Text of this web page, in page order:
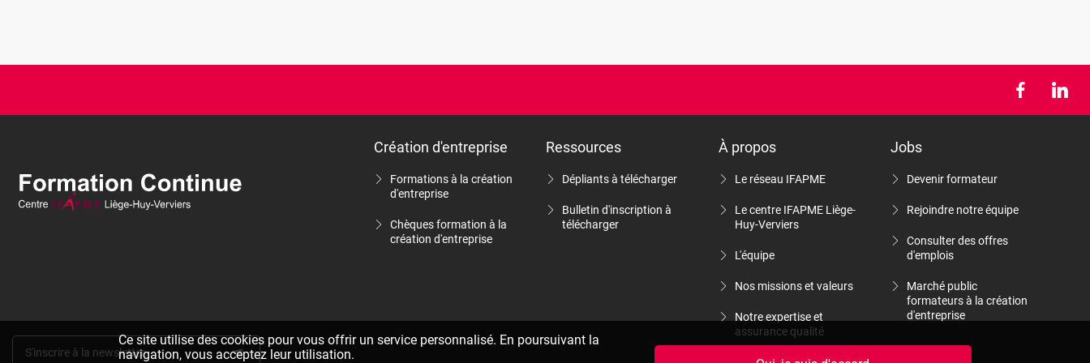
Ce site utilise des cookies pour vous offrir un service personnalisé. En poursuivant la
navigation, vous acceptez leur utilisation.
S'inscrire à la newsletter
Création d'entreprise
Formations à la création
d'entreprise
Chèques formation à la
création d'entreprise
Ressources
Dépliants à télécharger
Bulletin d'inscription à
télécharger
À propos
Le réseau IFAPME
Le centre IFAPME Liège-
Huy-Verviers
L'équipe
Nos missions et valeurs
Notre expertise et
assurance qualité
Jobs
Devenir formateur
Rejoindre notre équipe
Consulter des offres
d'emplois
Marché public
formateurs à la création
d'entreprise